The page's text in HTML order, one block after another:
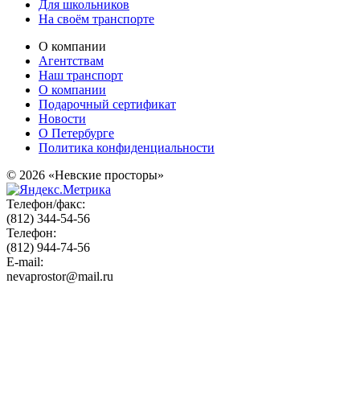
Для школьников
На своём транспорте
О компании
Агентствам
Наш транспорт
О компании
Подарочный сертификат
Новости
О Петербурге
Политика конфиденциальности
© 2026 «Невские просторы»
Телефон/факс:
(812) 344-54-56
Телефон:
(812) 944-74-56
E-mail:
nevaprostor@mail.ru